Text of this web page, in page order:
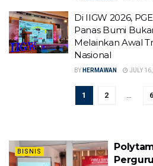
Di IIGW 2026,
Panas Bumi
Melainkan Awal
Nasional
BY HERMAWAN JULY
1 2
BISNIS